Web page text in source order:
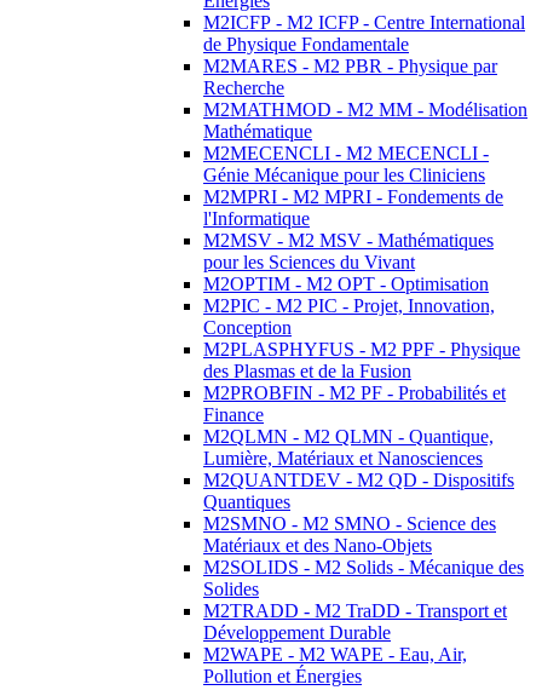
M2ICFP - M2 ICFP - Centre International
de Physique Fondamentale
M2MARES - M2 PBR - Physique par
Recherche
M2MATHMOD - M2 MM - Modélisation
Mathématique
M2MECENCLI - M2 MECENCLI -
Génie Mécanique pour les Cliniciens
M2MPRI - M2 MPRI - Fondements de
l'Informatique
M2MSV - M2 MSV - Mathématiques
pour les Sciences du Vivant
M2OPTIM - M2 OPT - Optimisation
M2PIC - M2 PIC - Projet, Innovation,
Conception
M2PLASPHYFUS - M2 PPF - Physique
des Plasmas et de la Fusion
M2PROBFIN - M2 PF - Probabilités et
Finance
M2QLMN - M2 QLMN - Quantique,
Lumière, Matériaux et Nanosciences
M2QUANTDEV - M2 QD - Dispositifs
Quantiques
M2SMNO - M2 SMNO - Science des
Matériaux et des Nano-Objets
M2SOLIDS - M2 Solids - Mécanique des
Solides
M2TRADD - M2 TraDD - Transport et
Développement Durable
M2WAPE - M2 WAPE - Eau, Air,
Pollution et Énergies